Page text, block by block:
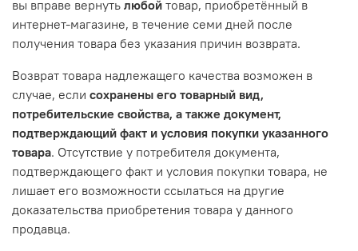
вы вправе вернуть любой товар, приобретённый в
интернет-магазине, в течение семи дней после
получения товара без указания причин возврата.
Возврат товара надлежащего качества возможен в
случае, если сохранены его товарный вид,
потребительские свойства, а также документ,
подтверждающий факт и условия покупки указанного
товара. Отсутствие у потребителя документа,
подтверждающего факт и условия покупки товара, не
лишает его возможности ссылаться на другие
доказательства приобретения товара у данного
продавца.